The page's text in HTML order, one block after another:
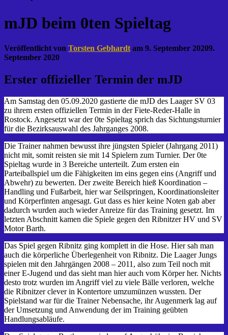
mJD beim 0ten Spieltag
Veröffentlicht von Torsten Gebhardt am 9. September 20209.
September 2020
Erster offizieller Termin der mJD
Am Samstag den 05.09.2020 gastierte die mJD des Laager SV 03
zu ihrem ersten offiziellen Termin in der Fiete-Reder-Halle in
Rostock. Angesetzt war der 0te Spieltag sprich das Sichtungsturnier
für die Bezirksauswahl des Jahrganges 2008.
Die Trainer nahmen bewusst ihre jüngsten Spieler (Jahrgang 2011)
nicht mit, somit reisten sie mit 14 Spielern zum Turnier. Der 0te
Spieltag wurde in 3 Bereiche unterteilt. Zum ersten ein
Parteiballspiel um die Fähigkeiten im eins gegen eins (Angriff und
Abwehr) zu bewerten. Der zweite Bereich hieß Koordination –
Handling und Fußarbeit, hier war Seilspringen, Koordinationsleiter
und Körperfinten angesagt. Gut dass es hier keine Noten gab aber
dadurch wurden auch wieder Anreize für das Training gesetzt. Im
letzten Abschnitt kamen die Spiele gegen den Ribnitzer HV und SV
Motor Barth.
Das Spiel gegen Ribnitz ging komplett in die Hose. Hier sah man
auch die körperliche Überlegenheit von Ribnitz. Die Laager Jungs
spielen mit den Jahrgängen 2008 – 2011, also zum Teil noch mit
einer E-Jugend und das sieht man hier auch vom Körper her. Nichts
desto trotz wurden im Angriff viel zu viele Bälle verloren, welche
die Ribnitzer clever in Kontertore umzumünzen wussten. Der
Spielstand war für die Trainer Nebensache, ihr Augenmerk lag auf
der Umsetzung und Anwendung der im Training geübten
Handlungsabläufe.